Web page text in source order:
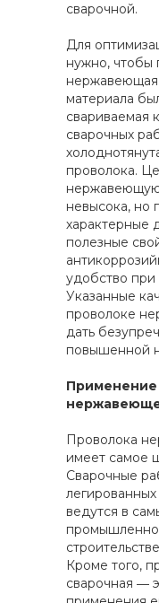
сварочной.
Для
нужно, чтобы
нержавеющая
материала
свариваемая
сварочных
проволока.
нержавеющую
невысока, но
характерные
полезные
удобство при
Указанные
проволоке
дать
повышенной
Применение
Проволока
имеет самое
Сварочные
ведутся в
Кроме того,
сварочная ―